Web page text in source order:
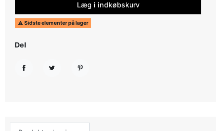
Læg i indkøbskurv
 Sidste elementer på lager
Del